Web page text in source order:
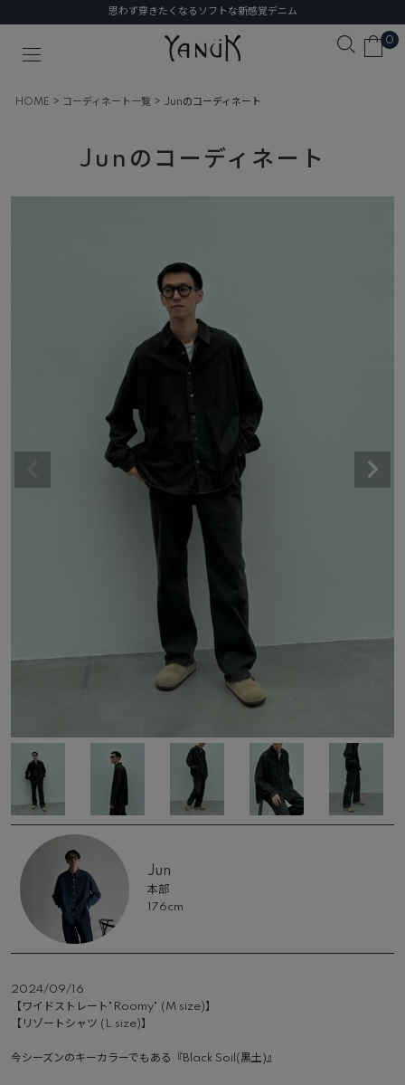
思わず穿きたくなるソフトな新感覚デニム
0
HOME コーディネート一覧 Junのコーディネート
Junのコーディネート
Jun
本部
176cm
2024/09/16
【ワイドストレート"Roomy" (M size)】
【リゾートシャツ (L size)】
今シーズンのキーカラーでもある『Black Soil(黒土)』